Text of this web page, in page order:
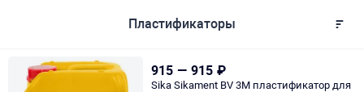
Пластификаторы
915 — 915 ₽
Sika Sikament BV 3M пластификатор для